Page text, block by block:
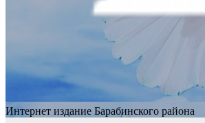
Интернет издание Барабинского района